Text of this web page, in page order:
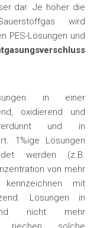
dar. Je höher die
wird
PES-Lösungen und
in einer
oxidierend und
und in
1%ige Lösungen
werden (z.B.
von mehr
mit
Lösungen in
nicht mehr